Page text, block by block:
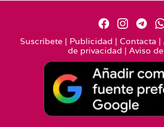
Suscríbete | Publicidad | Contacta |
de privacidad | Aviso